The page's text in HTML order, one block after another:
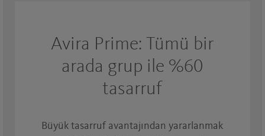
Avira Prime: Tümü bir
arada grup ile %60
tasarruf
Büyük tasarruf avantajından yararlanmak